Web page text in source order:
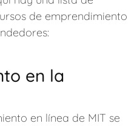
de emprendimiento
en la
en línea de MIT se